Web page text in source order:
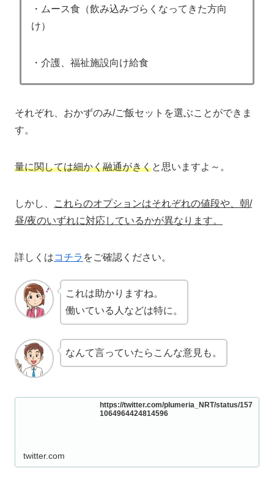
・ムース食（飲み込みづらくなってきた方向
け）
・介護、福祉施設向け給食
それぞれ、おかずのみ/ご飯セットを選ぶことができま
す。
量に関しては細かく融通がきくと思いますよ～。
しかし、
これらのオプションはそれぞれの値段や、朝/
昼/夜のいずれに対応しているかが異なります。
詳しくはコチラ をご確認ください。
これは助かりますね。
働いている人などは特に。
なんて言っていたらこんな意見も。
https://twitter.com/plumeria_NRT/status/157
1064964424814596
twitter.com